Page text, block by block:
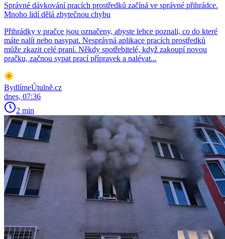
Správné dávkování pracích prostředků začíná ve správné přihrádce.
Mnoho lidí dělá zbytečnou chybu
Přihrádky v pračce jsou označeny, abyste lehce poznali, co do které
máte nalít nebo nasypat. Nesprávná aplikace pracích prostředků
může zkazit celé praní. Někdy spotřebitelé, když zakoupí novou
pračku, začnou sypat prací přípravek a nalévat...
BydlímeÚtulně.cz
dnes, 07:36
2 min